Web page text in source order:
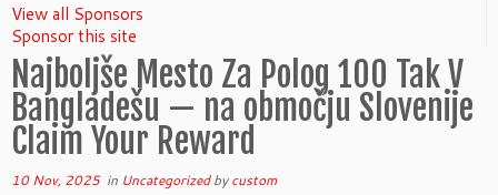
View all Sponsors
Sponsor this site
Najboljše Mesto Za Polog 100 Tak V
Bangladešu — na območju Slovenije
Claim Your Reward
10 Nov, 2025in Uncategorizedbycustom